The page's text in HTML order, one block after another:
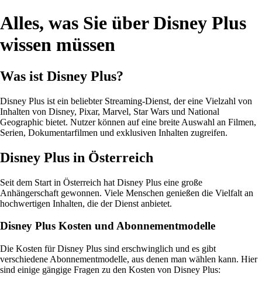
Alles, was Sie über Disney Plus
wissen müssen
Was ist Disney Plus?
Disney Plus ist ein beliebter Streaming-Dienst, der eine Vielzahl von
Inhalten von Disney, Pixar, Marvel, Star Wars und National
Geographic bietet. Nutzer können auf eine breite Auswahl an Filmen,
Serien, Dokumentarfilmen und exklusiven Inhalten zugreifen.
Disney Plus in Österreich
Seit dem Start in Österreich hat Disney Plus eine große
Anhängerschaft gewonnen. Viele Menschen genießen die Vielfalt an
hochwertigen Inhalten, die der Dienst anbietet.
Disney Plus Kosten und Abonnementmodelle
Die Kosten für Disney Plus sind erschwinglich und es gibt
verschiedene Abonnementmodelle, aus denen man wählen kann. Hier
sind einige gängige Fragen zu den Kosten von Disney Plus: